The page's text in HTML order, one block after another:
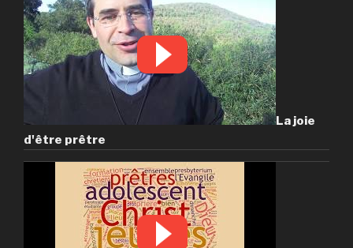
La joie
d'être prêtre